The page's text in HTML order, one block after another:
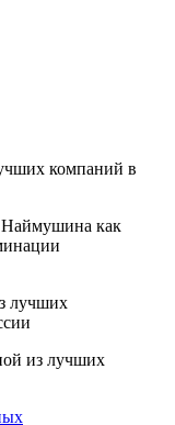
компаний в
Наймушина как
лучших
из лучших